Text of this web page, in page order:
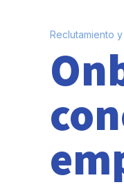
Reclutamiento